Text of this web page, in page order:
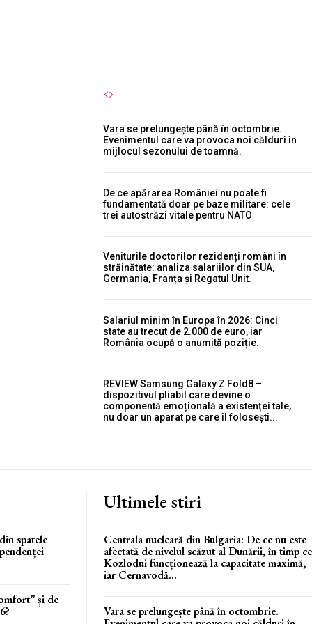
Vara se prelungește până în octombrie.
Evenimentul care va provoca noi călduri în
mijlocul sezonului de toamnă.
De ce apărarea României nu poate fi
fundamentată doar pe baze militare: cele
trei autostrăzi vitale pentru NATO
Veniturile doctorilor rezidenți români în
străinătate: analiza salariilor din SUA,
Germania, Franța și Regatul Unit.
Salariul minim în Europa în 2026: Cinci
state au trecut de 2.000 de euro, iar
România ocupă o anumită poziție.
REVIEW Samsung Galaxy Z Fold8 –
dispozitivul pliabil care devine o
componentă emoțională a existenței tale,
nu doar un aparat pe care îl folosești...
spatele
și de
Ultimele stiri
Centrala nucleară din Bulgaria: De ce nu este
afectată de nivelul scăzut al Dunării, în timp ce
Kozlodui funcționează la capacitate maximă,
iar Cernavodă...
Vara se prelungește până în octombrie.